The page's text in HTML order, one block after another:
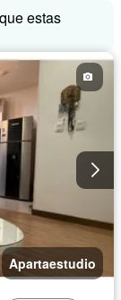
estas
Apartaestudio